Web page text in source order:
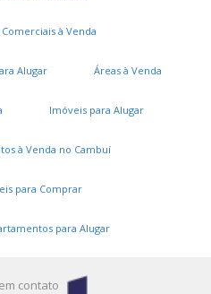
à Venda
Alugar Áreas à Venda
Imóveis para Alugar
à Venda no Cambuí
para Comprar
para Alugar
e Propostas
seu imóvel
contato